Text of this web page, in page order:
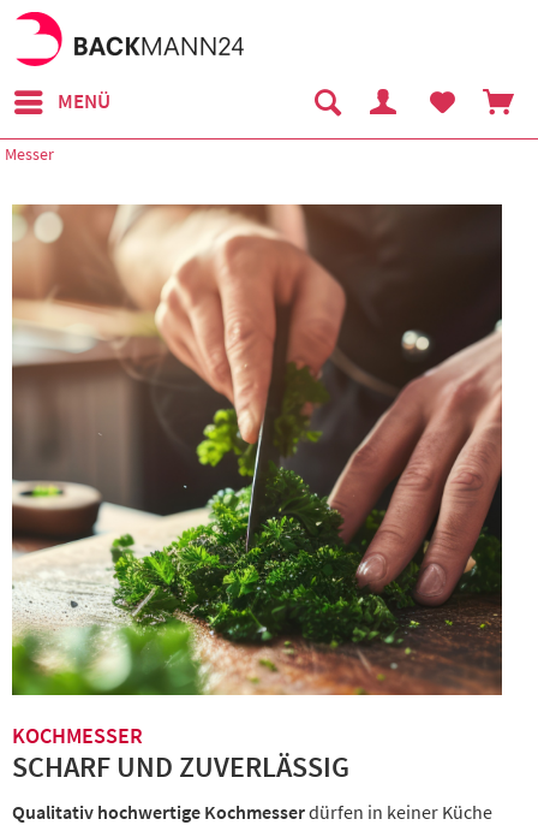
MENÜ
Messer
KOCHMESSER
SCHARF UND ZUVERLÄSSIG
Qualitativ hochwertige Kochmesserdürfen in keiner Küche